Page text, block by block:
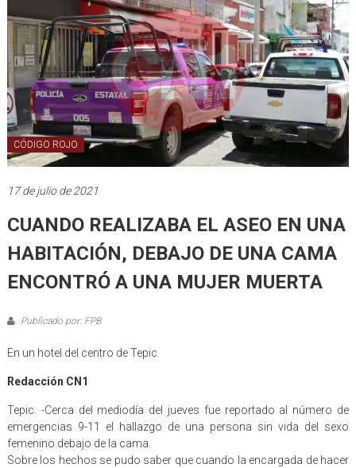
CÓDIGO ROJO
17 de julio de 2021
CUANDO REALIZABA EL ASEO EN UNA
HABITACIÓN, DEBAJO DE UNA CAMA
ENCONTRÓ A UNA MUJER MUERTA
Publicado por: FPB
En un hotel del centro de Tepic
Redacción CN1
Tepic. -Cerca del mediodía del jueves fue reportado al número de
emergencias 9-11 el hallazgo de una persona sin vida del sexo
femenino debajo de la cama.
Sobre los hechos se pudo saber que cuando la encargada de hacer